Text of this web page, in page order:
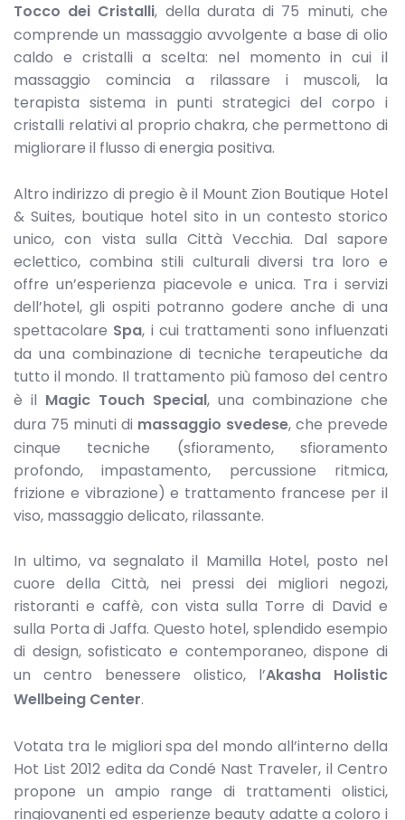
Tocco dei Cristalli, della durata di 75 minuti, che
comprende un massaggio avvolgente a base di olio
caldo e cristalli a scelta: nel momento in cui il
massaggio comincia a rilassare i muscoli, la
terapista sistema in punti strategici del corpo i
cristalli relativi al proprio chakra, che permettono di
migliorare il flusso di energia positiva.
Altro indirizzo di pregio è il Mount Zion Boutique Hotel
& Suites, boutique hotel sito in un contesto storico
unico, con vista sulla Città Vecchia. Dal sapore
eclettico, combina stili culturali diversi tra loro e
offre un’esperienza piacevole e unica. Tra i servizi
dell’hotel, gli ospiti potranno godere anche di una
spettacolare Spa, i cui trattamenti sono influenzati
da una combinazione di tecniche terapeutiche da
tutto il mondo. Il trattamento più famoso del centro
è il Magic Touch Special, una combinazione che
dura 75 minuti di massaggio svedese, che prevede
cinque tecniche (sfioramento, sfioramento
profondo, impastamento, percussione ritmica,
frizione e vibrazione) e trattamento francese per il
viso, massaggio delicato, rilassante.
In ultimo, va segnalato il Mamilla Hotel, posto nel
cuore della Città, nei pressi dei migliori negozi,
ristoranti e caffè, con vista sulla Torre di David e
sulla Porta di Jaffa. Questo hotel, splendido esempio
di design, sofisticato e contemporaneo, dispone di
un centro benessere olistico, l’Akasha Holistic
Wellbeing Center.
Votata tra le migliori spa del mondo all’interno della
Hot List 2012 edita da Condé Nast Traveler, il Centro
propone un ampio range di trattamenti olistici,
ringiovanenti ed esperienze beauty adatte a coloro i